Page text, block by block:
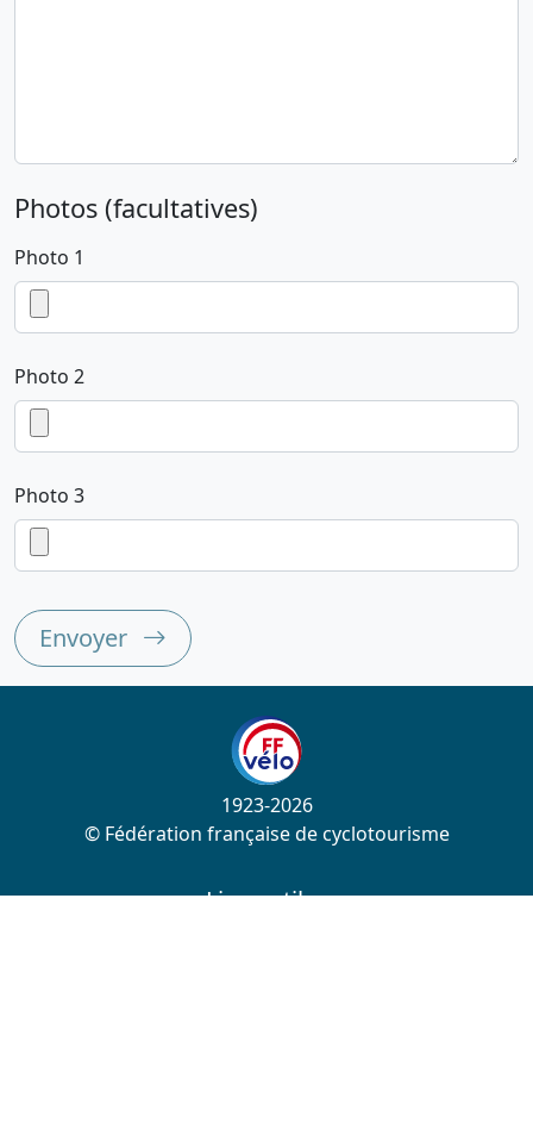
Photos (facultatives)
Photo 1
Photo 2
Photo 3
Envoyer
1923-2026
© Fédération française de cyclotourisme
Liens utiles